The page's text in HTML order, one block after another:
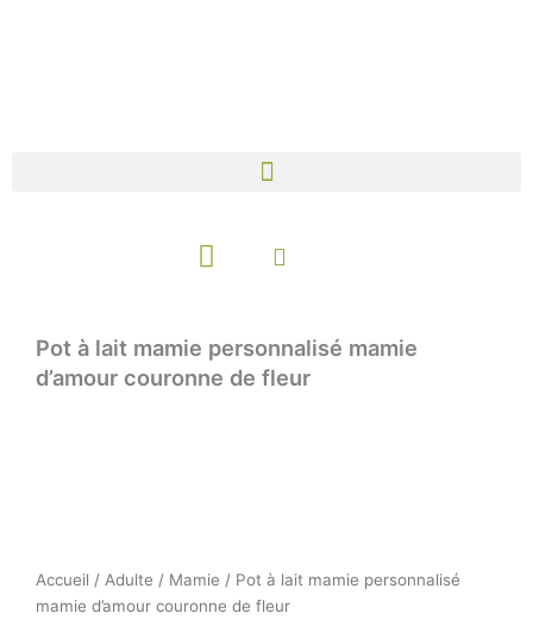
Panier
Pot à lait mamie personnalisé mamie
d’amour couronne de fleur
Accueil / Adulte / Mamie / Pot à lait mamie personnalisé
mamie d’amour couronne de fleur